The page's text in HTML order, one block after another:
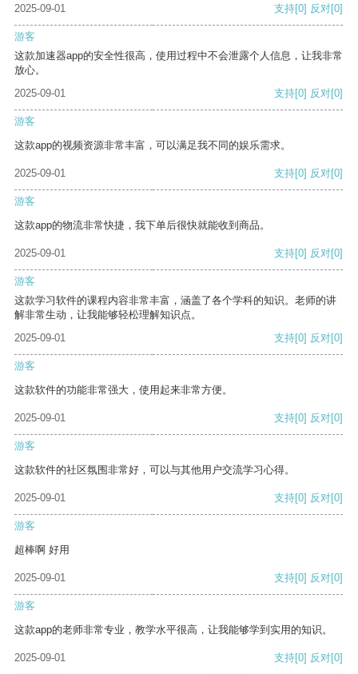
2025-09-01
支持[0] 反对[0]
游客
这款加速器app的安全性很高，使用过程中不会泄露个人信息，让我非常
放心。
2025-09-01
支持[0] 反对[0]
游客
这款app的视频资源非常丰富，可以满足我不同的娱乐需求。
2025-09-01 支持[0] 反对[0]
游客
这款app的物流非常快捷，我下单后很快就能收到商品。
2025-09-01 支持[0] 反对[0]
游客
这款学习软件的课程内容非常丰富，涵盖了各个学科的知识。老师的讲
解非常生动，让我能够轻松理解知识点。
2025-09-01
支持[0] 反对[0]
游客
这款软件的功能非常强大，使用起来非常方便。
2025-09-01 支持[0] 反对[0]
游客
这款软件的社区氛围非常好，可以与其他用户交流学习心得。
2025-09-01 支持[0] 反对[0]
游客
超棒啊 好用
2025-09-01 支持[0] 反对[0]
游客
这款app的老师非常专业，教学水平很高，让我能够学到实用的知识。
2025-09-01 支持[0] 反对[0]